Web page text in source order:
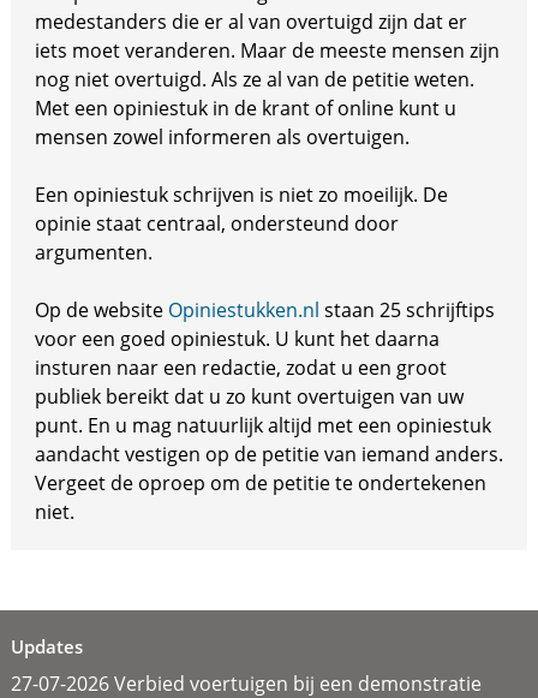
medestanders die er al van overtuigd zijn dat er
iets moet veranderen. Maar de meeste mensen zijn
nog niet overtuigd. Als ze al van de petitie weten.
Met een opiniestuk in de krant of online kunt u
mensen zowel informeren als overtuigen.
Een opiniestuk schrijven is niet zo moeilijk. De
opinie staat centraal, ondersteund door
argumenten.
Op de website Opiniestukken.nl staan 25 schrijftips
voor een goed opiniestuk. U kunt het daarna
insturen naar een redactie, zodat u een groot
publiek bereikt dat u zo kunt overtuigen van uw
punt. En u mag natuurlijk altijd met een opiniestuk
aandacht vestigen op de petitie van iemand anders.
Vergeet de oproep om de petitie te ondertekenen
niet.
Updates
27-07-2026 Verbied voertuigen bij een demonstratie